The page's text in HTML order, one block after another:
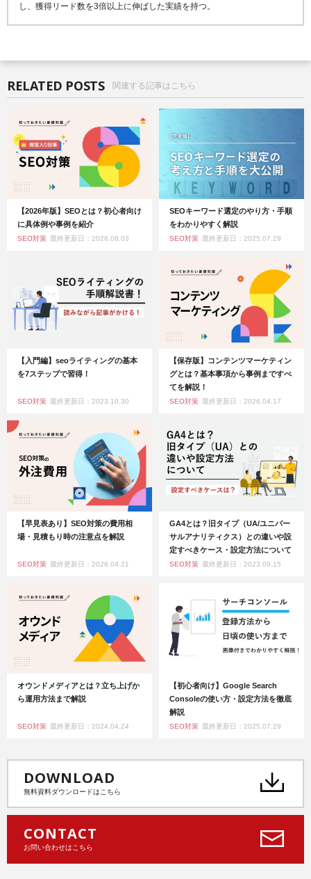
し、獲得リード数を3倍以上に伸ばした実績を持つ。
RELATED POSTS 関連する記事はこちら
【2026年版】SEOとは？初心者向け
に具体例や事例を紹介
SEO対策 最終更新日：2026.08.03
SEOキーワード選定のやり方・手順
をわかりやすく解説
SEO対策 最終更新日：2025.07.29
【入門編】seoライティングの基本
を7ステップで習得！
SEO対策 最終更新日：2023.10.30
【保存版】コンテンツマーケティン
グとは？基本事項から事例まですべ
てを解説！
SEO対策 最終更新日：2026.04.17
【早見表あり】SEO対策の費用相
場・見積もり時の注意点を解説
SEO対策 最終更新日：2026.04.21
GA4とは？旧タイプ（UA/ユニバー
サルアナリティクス）との違いや設
定すべきケース・設定方法について
SEO対策 最終更新日：2023.09.15
オウンドメディアとは？立ち上げか
ら運用方法まで解説
SEO対策 最終更新日：2024.04.24
【初心者向け】Google Search
Consoleの使い方・設定方法を徹底
解説
SEO対策 最終更新日：2025.07.29
DOWNLOAD
無料資料ダウンロードはこちら
CONTACT
お問い合わせはこちら